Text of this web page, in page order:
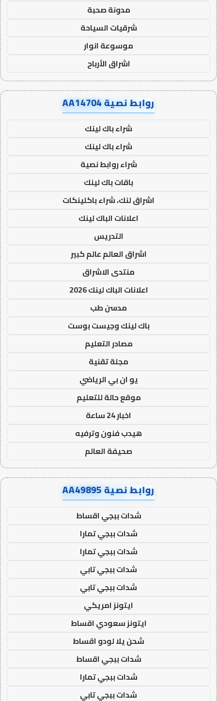
مدونة صحبة
شرقيات السياحة
موسوعة انوار
اشراق الأرباح
روابط نصية AA14704
شراء باك لينك
شراء باك لينك
شراء روابط نصية
باقات باك لينك
اشراق لنك، شراء باكلينكات
اعلانات الباك لينك
التدريس
اشراق العالم عالم كبير
منتدى الاشراق
اعلانات الباك لينك 2026
مدسن طب
باك لينك وجيست بوست
مصادر التعليم
مجلة تقنية
يو ان بي الرياضي
موقع حالة للتعليم
اخبار 24 ساعة
هيدب فنون وترفيه
صحيفة العالم
روابط نصية AA49895
شدات ببجي اقساط
شدات ببجي تمارا
شدات ببجي تمارا
شدات ببجي تابي
شدات ببجي تابي
ايتونز امريكي
ايتونز سعودي اقساط
شحن يلا لودو اقساط
شدات ببجي اقساط
شدات ببجي تمارا
شدات ببجي تابي